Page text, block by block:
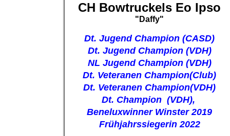
CH Bowtruckels Eo Ipso
"Daffy"
Dt. Jugend Champion (CASD)
Dt. Jugend Champion (VDH)
NL Jugend Champion (VDH)
Dt. Veteranen Champion(Club)
Dt. Veteranen Champion(VDH)
Dt. Champion (VDH),
Beneluxwinner Winster 2019
Frühjahrssiegerin 2022